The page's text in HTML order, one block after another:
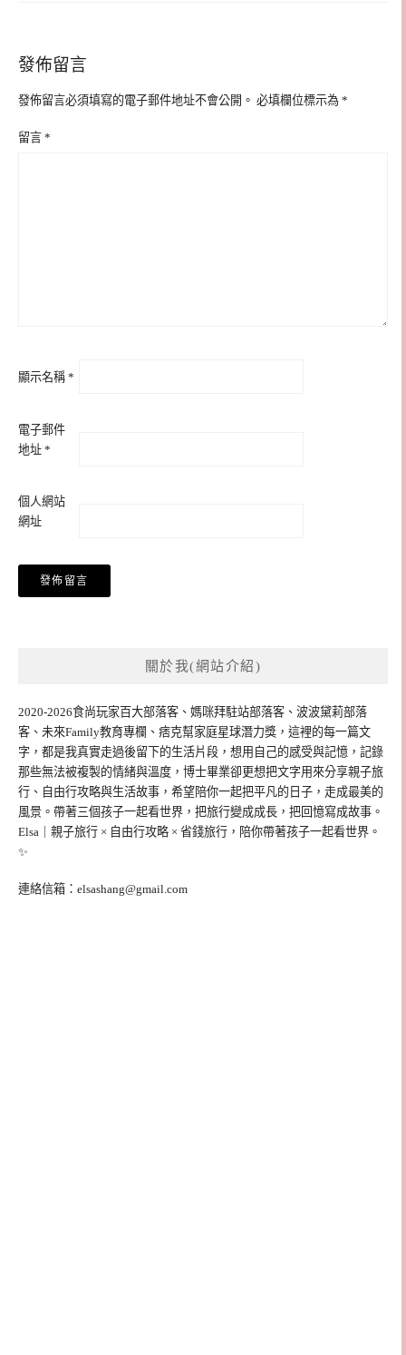
發佈留言
發佈留言必須填寫的電子郵件地址不會公開。 必填欄位標示為 *
留言 *
顯示名稱 *
電子郵件
地址 *
個人網站
網址
關於我(網站介紹)
2020-2026食尚玩家百大部落客、媽咪拜駐站部落客、波波黛莉部落
客、未來Family教育專欄、痞克幫家庭星球潛力獎，這裡的每一篇文
字，都是我真實走過後留下的生活片段，想用自己的感受與記憶，記錄
那些無法被複製的情緒與溫度，博士畢業卻更想把文字用來分享親子旅
行、自由行攻略與生活故事，希望陪你一起把平凡的日子，走成最美的
風景。帶著三個孩子一起看世界，把旅行變成成長，把回憶寫成故事。
Elsa｜親子旅行 × 自由行攻略 × 省錢旅行，陪你帶著孩子一起看世界。
✨
連絡信箱： elsashang@gmail.com